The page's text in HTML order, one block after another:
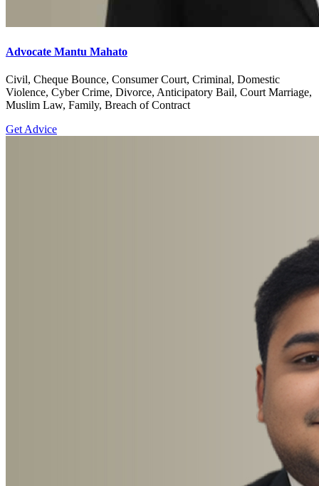
Advocate Mantu Mahato
Civil, Cheque Bounce, Consumer Court, Criminal, Domestic
Violence, Cyber Crime, Divorce, Anticipatory Bail, Court Marriage,
Muslim Law, Family, Breach of Contract
Get Advice